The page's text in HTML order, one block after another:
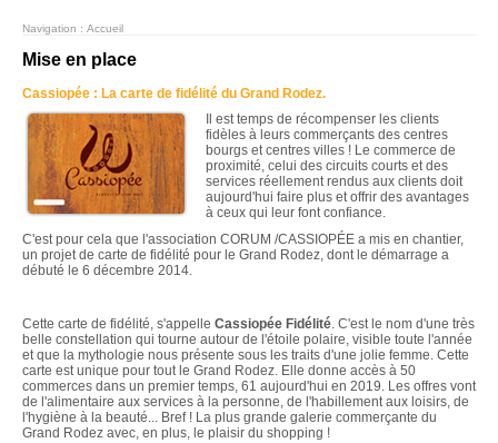
Navigation : Accueil
Mise en place
Cassiopée : La carte de fidélité du Grand Rodez.
Il est temps de récompenser les clients
fidèles à leurs commerçants des centres
bourgs et centres villes ! Le commerce de
proximité, celui des circuits courts et des
services réellement rendus aux clients doit
aujourd'hui faire plus et offrir des avantages
à ceux qui leur font confiance.
C'est pour cela que l'association CORUM /CASSIOPÉE a mis en chantier,
un projet de carte de fidélité pour le Grand Rodez, dont le démarrage a
débuté le 6 décembre 2014.
Cette carte de fidélité, s'appelle Cassiopée Fidélité. C'est le nom d'une très
belle constellation qui tourne autour de l'étoile polaire, visible toute l'année
et que la mythologie nous présente sous les traits d'une jolie femme. Cette
carte est unique pour tout le Grand Rodez. Elle donne accès à 50
commerces dans un premier temps, 61 aujourd'hui en 2019. Les offres vont
de l'alimentaire aux services à la personne, de l'habillement aux loisirs, de
l'hygiène à la beauté... Bref ! La plus grande galerie commerçante du
Grand Rodez avec, en plus, le plaisir du shopping !